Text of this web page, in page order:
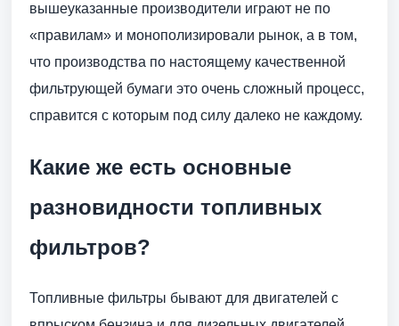
вышеуказанные производители играют не по
«правилам» и монополизировали рынок, а в том,
что производства по настоящему качественной
фильтрующей бумаги это очень сложный процесс,
справится с которым под силу далеко не каждому.
Какие же есть основные
разновидности топливных
фильтров?
Топливные фильтры бывают для двигателей с